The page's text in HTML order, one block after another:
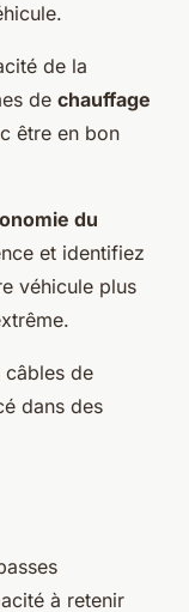
de la
de chauffage
être en bon
du
et identifiez
véhicule plus
câbles de
dans des
à retenir